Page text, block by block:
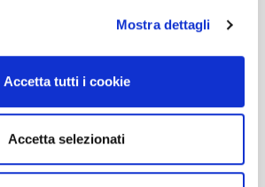
Mostra dettagli
Accetta tutti i cookie
Accetta selezionati